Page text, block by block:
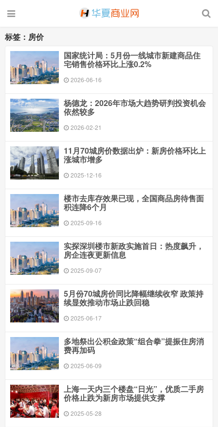
标签：房价
国家统计局：5月份一线城市新建商品住
宅销售价格环比上涨0.2%
2026-06-16
杨德龙：2026年市场大趋势研判投资机会
依然较多
2026-02-21
11月70城房价数据出炉：新房价格环比上
涨城市增多
2025-12-16
楼市去库存效果已现，全国商品房待售面
积连降6个月
2025-09-16
实探深圳楼市新政实施首日：热度飙升，
房企连夜更新信息
2025-09-07
5月份70城房价同比降幅继续收窄 政策持
续显效推动市场止跌回稳
2025-06-17
多地祭出公积金政策“组合拳”提振住房消
费再加码
2025-06-09
上海一天内三个楼盘“日光”，优质二手房
价格止跌为新房市场提供支撑
2025-05-28